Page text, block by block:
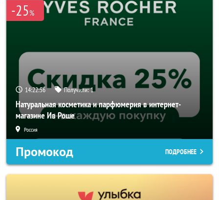
-25%
14:22:54 Получили:1
Натуральная косметика и парфюмерия в интернет-
магазине Ив Роше
Россия
Промокод ПОДРОБНЕЕ